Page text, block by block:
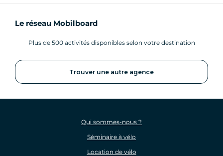
Le réseau Mobilboard
Plus de 500 activités disponibles selon votre destination
Trouver une autre agence
Qui sommes-nous ?
Séminaire à vélo
Location de vélo